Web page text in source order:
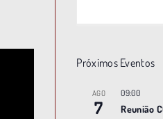
Próximos Eventos
AGO
7
09:00
Reunião